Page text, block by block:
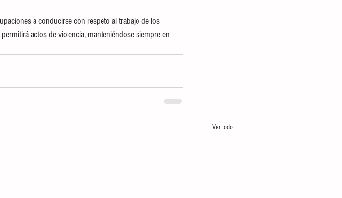
a conducirse con respeto al trabajo de los
actos de violencia, manteniéndose siempre en
Ver todo